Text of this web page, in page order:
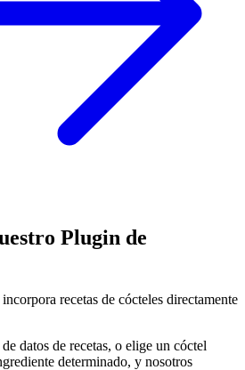
Plugin de
incorpora recetas de cócteles directamente
datos de recetas, o elige un cóctel
determinado, y nosotros